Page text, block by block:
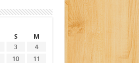
S
M
3
4
10
11